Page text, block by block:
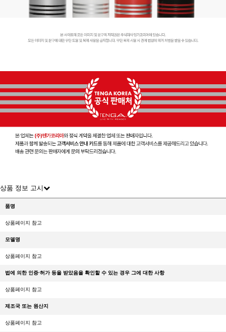
상품 정보 고시
품명
상품페이지 참고
모델명
상품페이지 참고
법에 의한 인증·허가 등을 받았음을 확인할 수 있는 경우 그에 대한 사항
상품페이지 참고
제조국 또는 원산지
상품페이지 참고